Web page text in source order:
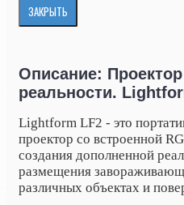
ЗАКРЫТЬ
Описание:
реальности.
Lightform LF2 - это
проектор со встроенной
создания дополненной
размещения
различных объектах и